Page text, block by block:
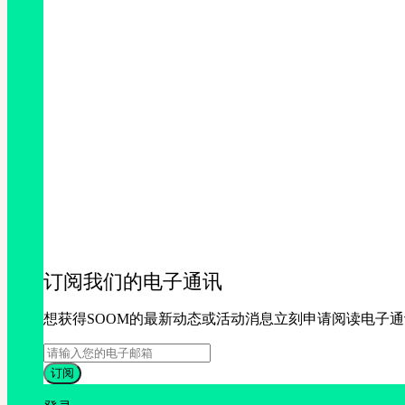
订阅我们的电子通讯
想获得SOOM的最新动态或活动消息立刻申请阅读电子